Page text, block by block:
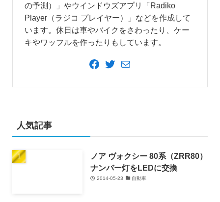
の予測）」やウインドウズアプリ「Radiko
Player（ラジコ プレイヤー）」などを作成して
います。休日は車やバイクをさわったり、ケー
キやワッフルを作ったりもしています。
Facebook
Twitter
ル
人気記事
ノア ヴォクシー 80系（ZRR80）
ナンバー灯をLEDに交換
2014-05-23 自動車